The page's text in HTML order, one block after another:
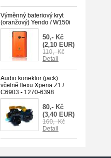
Výměnný bateriový kryt
(oranžový) Yendo / W150i
50,- Kč
(2,10 EUR)
110,- Kč
Detail
Audio konektor (jack)
včetně flexu Xperia Z1 /
C6903 - 1270-6398
80,- Kč
(3,40 EUR)
160,- Kč
Detail